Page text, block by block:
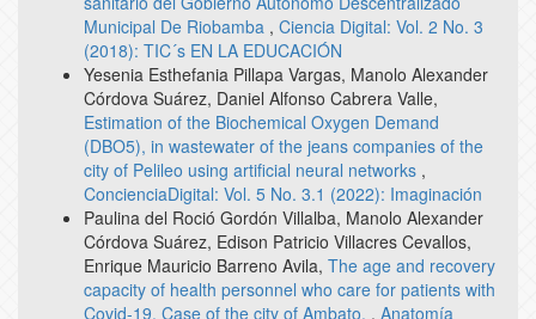
Municipal De Riobamba , Ciencia Digital: Vol. 2 No. 3
(2018): TIC´s EN LA EDUCACIÓN
Yesenia Esthefania Pillapa Vargas, Manolo Alexander
Córdova Suárez, Daniel Alfonso Cabrera Valle,
Estimation of the Biochemical Oxygen Demand
(DBO5), in wastewater of the jeans companies of the
city of Pelileo using artificial neural networks ,
ConcienciaDigital: Vol. 5 No. 3.1 (2022): Imaginación
Paulina del Roció Gordón Villalba, Manolo Alexander
Córdova Suárez, Edison Patricio Villacres Cevallos,
Enrique Mauricio Barreno Avila, The age and recovery
capacity of health personnel who care for patients with
Covid-19. Case of the city of Ambato. , Anatomía